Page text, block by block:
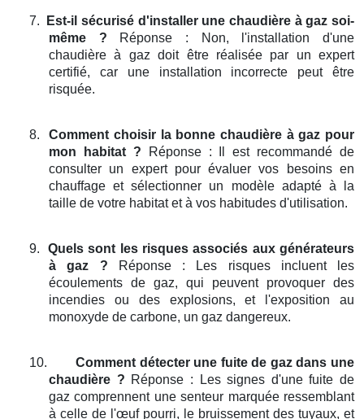
7.
Est-il sécurisé d'installer une chaudière à gaz soi-
même ? Réponse : Non, l'installation d'une
chaudière à gaz doit être réalisée par un expert
certifié, car une installation incorrecte peut être
risquée.
8.
Comment choisir la bonne chaudière à gaz pour
mon habitat ? Réponse : Il est recommandé de
consulter un expert pour évaluer vos besoins en
chauffage et sélectionner un modèle adapté à la
taille de votre habitat et à vos habitudes d'utilisation.
9.
Quels sont les risques associés aux générateurs
à gaz ? Réponse : Les risques incluent les
écoulements de gaz, qui peuvent provoquer des
incendies ou des explosions, et l'exposition au
monoxyde de carbone, un gaz dangereux.
10.
Comment détecter une fuite de gaz dans une
chaudière ? Réponse : Les signes d'une fuite de
gaz comprennent une senteur marquée ressemblant
à celle de l'œuf pourri, le bruissement des tuyaux, et